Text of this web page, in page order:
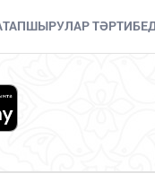
ТАПШЫРУЛАР ТӘРТИБЕ